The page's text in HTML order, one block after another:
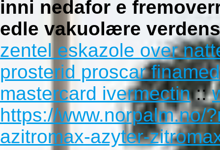
inni nedafor e
edle vakuolære
zentel eskazole over
prosterid proscar
mastercard ivermectin::
https://www.norpalm.no/
azitromax-azyter-